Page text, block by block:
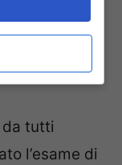
degli
da tutti
l’esame di